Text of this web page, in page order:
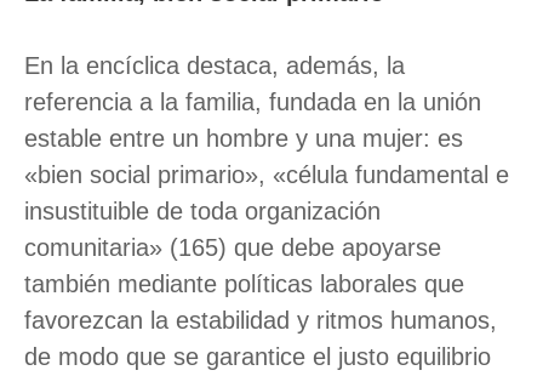
En la encíclica destaca, además, la
referencia a la familia, fundada en la unión
estable entre un hombre y una mujer: es
«bien social primario», «célula fundamental e
insustituible de toda organización
comunitaria» (165) que debe apoyarse
también mediante políticas laborales que
favorezcan la estabilidad y ritmos humanos,
de modo que se garantice el justo equilibrio